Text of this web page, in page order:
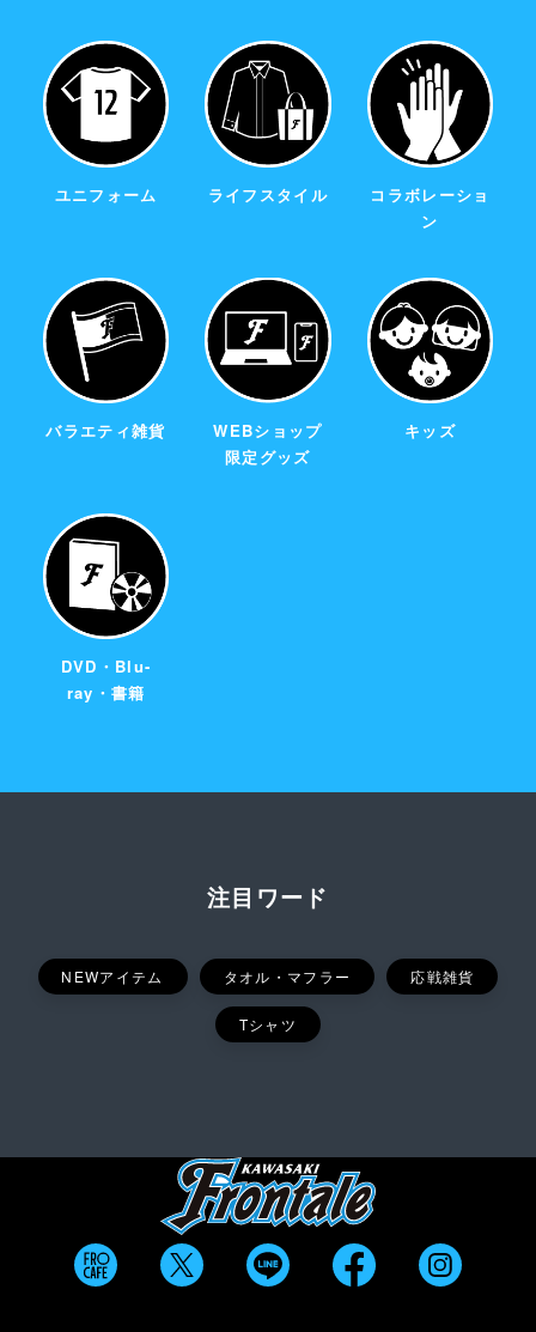
ユニフォーム ライフスタイル
コラボレーショ
ン
バラエティ雑貨
WEBショップ
限定グッズ
キッズ
DVD・Blu-
ray・書籍
注目ワード
NEWアイテム タオル・マフラー 応戦雑貨
Tシャツ